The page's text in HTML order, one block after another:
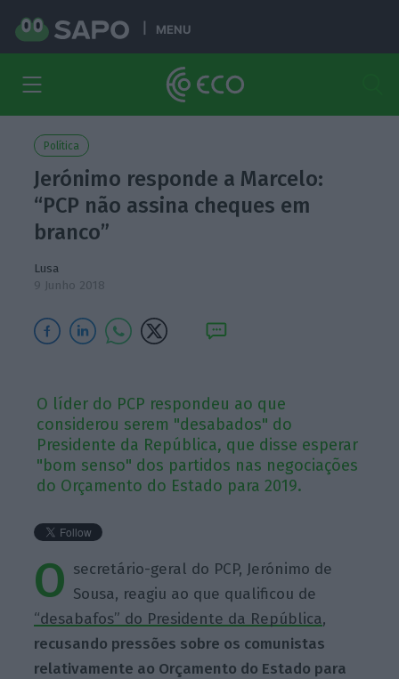
MENU
Política
Jerónimo responde a Marcelo:
“PCP não assina cheques em
branco”
Lusa
9 Junho 2018
O líder do PCP respondeu ao que
considerou serem "desabados" do
Presidente da República, que disse esperar
"bom senso" dos partidos nas negociações
do Orçamento do Estado para 2019.
O secretário-geral do PCP, Jerónimo de
Sousa, reagiu ao que qualificou de
“desabafos” do Presidente da República,
recusando pressões sobre os comunistas
relativamente ao Orçamento do Estado para